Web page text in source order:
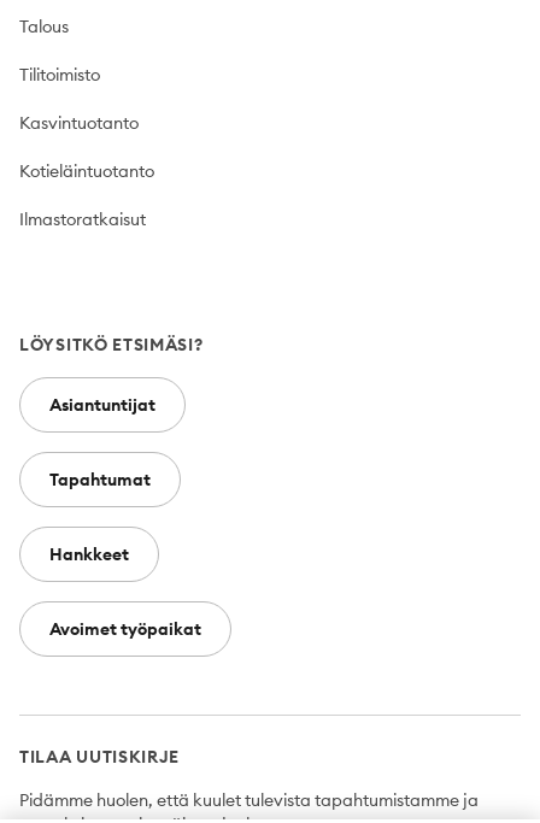
Talous
Tilitoimisto
Kasvintuotanto
Kotieläintuotanto
Ilmastoratkaisut
LÖYSITKÖ ETSIMÄSI?
Asiantuntijat
Tapahtumat
Hankkeet
Avoimet työpaikat
TILAA UUTISKIRJE
Pidämme huolen, että kuulet tulevista tapahtumistamme ja